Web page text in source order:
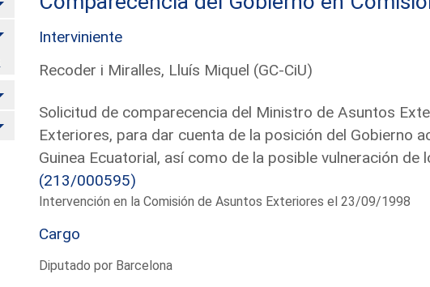
Alternar
Alternar
Alternar
Interviniente
Recoder i Miralles, Lluís Miquel (GC-CiU)
Solicitud de comparecencia del Ministro de Asuntos
Exteriores, para dar cuenta de la posición del Gobierno
Guinea Ecuatorial, así como de la posible vulneración
(213/000595)
Intervención en la Comisión de Asuntos Exteriores el 23/09/1998
Cargo
Diputado por Barcelona